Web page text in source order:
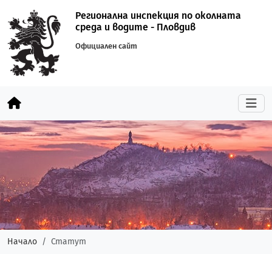
Регионална инспекция по околната
среда и водите - Пловдив
Официален сайт
Начало Статут